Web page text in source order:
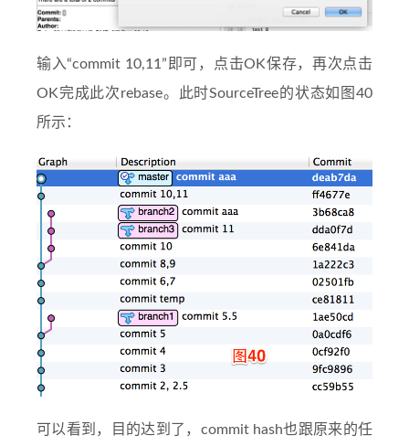
输入“commit 10,11”即可，点击OK保存，再次点击
OK完成此次rebase。此时SourceTree的状态如图40
所示：
可以看到，目的达到了，commit hash也跟原来的任